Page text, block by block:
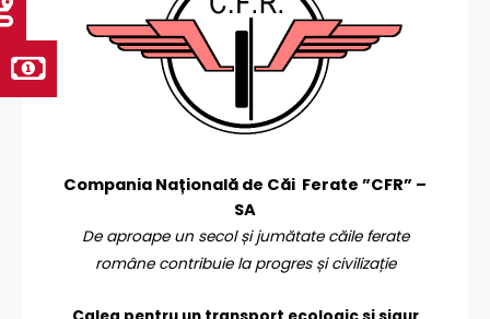
Compania Națională de Căi Ferate ”CFR” –
SA
De aproape un secol și jumătate căile ferate
române contribuie la progres și civilizație